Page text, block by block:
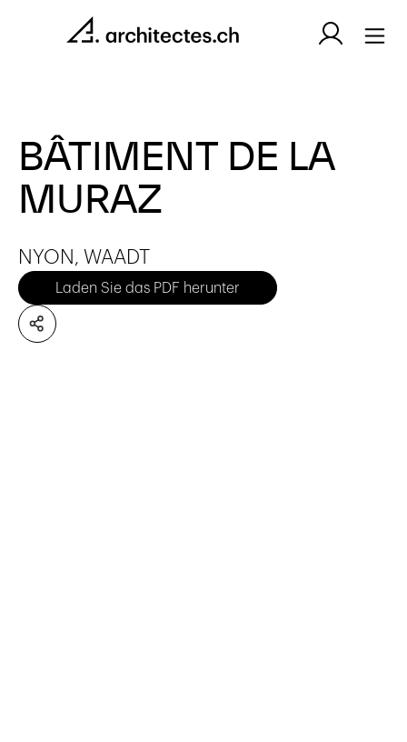
BÂTIMENT DE LA
MURAZ
NYON, WAADT
Laden Sie das PDF herunter